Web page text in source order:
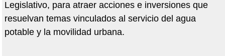
Legislativo, para atraer acciones e inversiones que
resuelvan temas vinculados al servicio del agua
potable y la movilidad urbana.